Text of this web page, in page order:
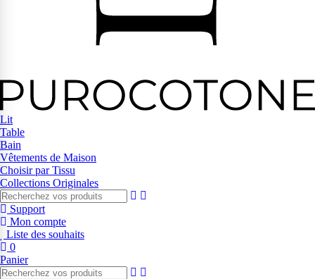
Lit
Table
Bain
Vêtements de Maison
Choisir par Tissu
Collections Originales
Support
Mon compte
Liste des souhaits
0
Panier